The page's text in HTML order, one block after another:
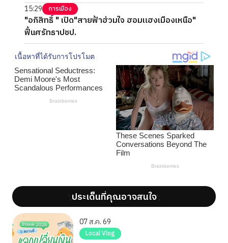
15:29 การเมือง
"อภิสิทธิ์ " เปิด"สายฟ้าฮ่วมใจ ฮอมแฮงเมืองเหนือ"
ฟื้นศรัทธาปชป.
';ประเด็นที่คุณอาจสนใจ';
07 ส.ค. 69
Local Vlog